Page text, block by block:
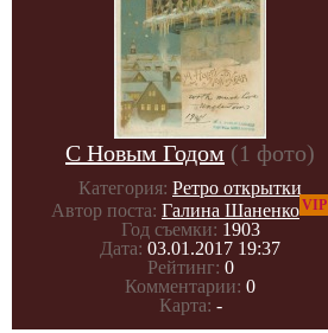
С Новым Годом (1 фото)
Категория: Ретро открытки
Автор поста: Галина ШаненкоVIP
Год съемки: 1903
Дата: 03.01.2017 19:37
Рейтинг: 0
Комментарии: 0
Карта: -